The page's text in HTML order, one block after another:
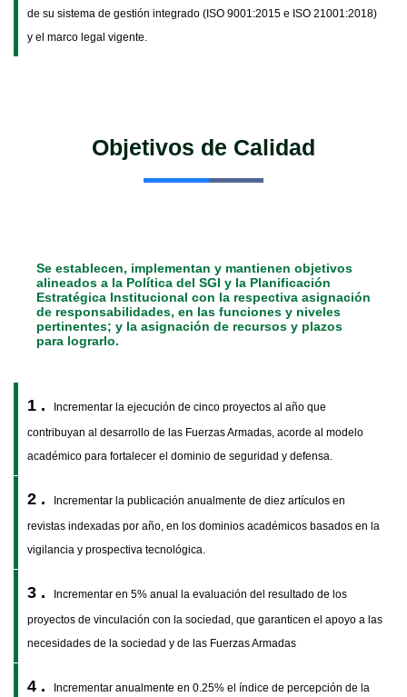
de su sistema de gestión integrado (ISO 9001:2015 e ISO 21001:2018)
y el marco legal vigente.
Objetivos de Calidad
Se establecen, implementan y mantienen objetivos
alineados a la Política del SGI y la Planificación
Estratégica Institucional con la respectiva asignación
de responsabilidades, en las funciones y niveles
pertinentes; y la asignación de recursos y plazos
para lograrlo.
1 .
Incrementar la ejecución de cinco proyectos al año que
contribuyan al desarrollo de las Fuerzas Armadas, acorde al modelo
académico para fortalecer el dominio de seguridad y defensa.
2 .
Incrementar la publicación anualmente de diez artículos en
revistas indexadas por año, en los dominios académicos basados en la
vigilancia y prospectiva tecnológica.
3 .
Incrementar en 5% anual la evaluación del resultado de los
proyectos de vinculación con la sociedad, que garanticen el apoyo a las
necesidades de la sociedad y de las Fuerzas Armadas
4 .
Incrementar anualmente en 0.25% el índice de percepción de la